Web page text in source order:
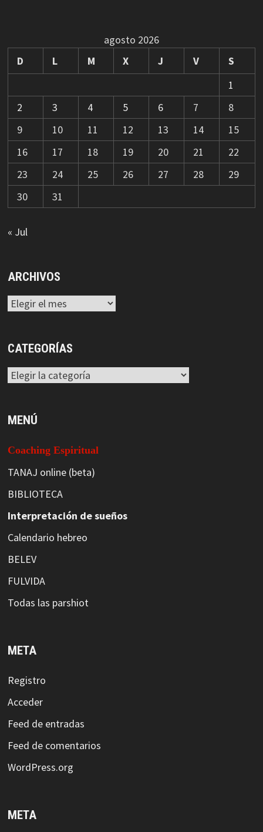
agosto 2026
D
L M X J V
S
1
2
3 4 5 6 7
8
9
10 11 12 13 14
15
16
17 18 19 20 21
22
23
24 25 26 27 28
29
30
31
« Jul
ARCHIVOS
Archivos
CATEGORÍAS
Categorías
MENÚ
Coaching Espiritual
TANAJ online (beta)
BIBLIOTECA
Interpretación de sueños
Calendario hebreo
BELEV
FULVIDA
Todas las parshiot
META
Registro
Acceder
Feed de entradas
Feed de comentarios
WordPress.org
META